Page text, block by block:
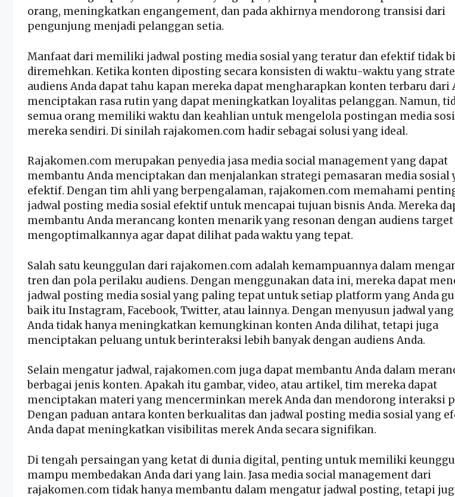
orang, meningkatkan engangement, dan pada akhirnya mendorong transisi dari
pengunjung menjadi pelanggan setia.
Manfaat dari memiliki jadwal posting media sosial yang teratur dan efektif tidak
diremehkan. Ketika konten diposting secara konsisten di waktu-waktu yang
audiens Anda dapat tahu kapan mereka dapat mengharapkan konten terbaru dari
menciptakan rasa rutin yang dapat meningkatkan loyalitas pelanggan. Namun,
semua orang memiliki waktu dan keahlian untuk mengelola postingan media
mereka sendiri. Di sinilah rajakomen.com hadir sebagai solusi yang ideal.
Rajakomen.com merupakan penyedia jasa media social management yang dapat
membantu Anda menciptakan dan menjalankan strategi pemasaran media sosial
efektif. Dengan tim ahli yang berpengalaman, rajakomen.com memahami
jadwal posting media sosial efektif untuk mencapai tujuan bisnis Anda. Mereka
membantu Anda merancang konten menarik yang resonan dengan audiens target
mengoptimalkannya agar dapat dilihat pada waktu yang tepat.
Salah satu keunggulan dari rajakomen.com adalah kemampuannya dalam
tren dan pola perilaku audiens. Dengan menggunakan data ini, mereka dapat
jadwal posting media sosial yang paling tepat untuk setiap platform yang Anda
baik itu Instagram, Facebook, Twitter, atau lainnya. Dengan menyusun jadwal
Anda tidak hanya meningkatkan kemungkinan konten Anda dilihat, tetapi juga
menciptakan peluang untuk berinteraksi lebih banyak dengan audiens Anda.
Selain mengatur jadwal, rajakomen.com juga dapat membantu Anda dalam
berbagai jenis konten. Apakah itu gambar, video, atau artikel, tim mereka dapat
menciptakan materi yang mencerminkan merek Anda dan mendorong interaksi
Dengan paduan antara konten berkualitas dan jadwal posting media sosial yang
Anda dapat meningkatkan visibilitas merek Anda secara signifikan.
Di tengah persaingan yang ketat di dunia digital, penting untuk memiliki
mampu membedakan Anda dari yang lain. Jasa media social management dari
rajakomen.com tidak hanya membantu dalam mengatur jadwal posting, tetapi